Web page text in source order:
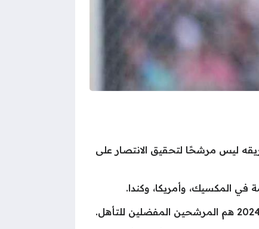
ليس مرشحًا لتحقيق الانتصار على
في المكسيك، وأمريكا، وكندا.